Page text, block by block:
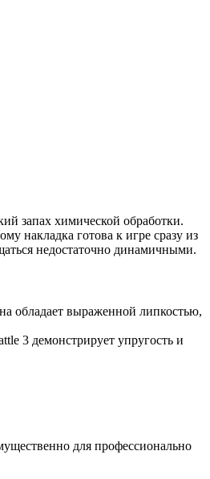
запах химической обработки.
накладка готова к игре сразу из
недостаточно динамичными.
обладает выраженной липкостью,
3 демонстрирует упругость и
для профессионально